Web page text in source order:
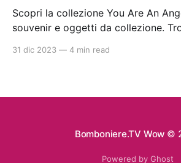
Scopri la collezione You Are An
souvenir e oggetti da collezione.
31 dic 2023 — 4 min read
Bomboniere.TV Wow ©
Powered by Ghost